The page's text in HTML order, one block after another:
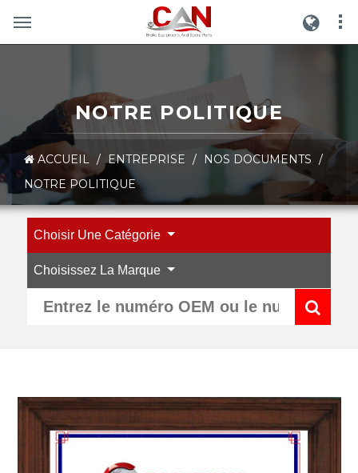
NOTRE POLITIQUE
ACCUEIL / ENTREPRISE / NOS DOCUMENTS /
NOTRE POLITIQUE
Choisir Une Catégorie
Choisissez La Marque